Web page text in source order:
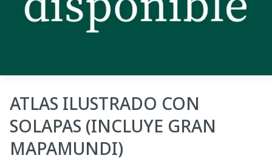
ATLAS ILUSTRADO CON
SOLAPAS (INCLUYE GRAN
MAPAMUNDI)